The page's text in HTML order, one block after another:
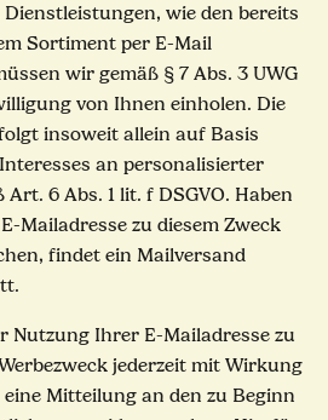
wie den bereits
Sortiment per E-Mail
wir gemäß § 7 Abs. 3 UWG
von Ihnen einholen. Die
insoweit allein auf Basis
an personalisierter
6 Abs. 1 lit. f DSGVO. Haben
Mailadresse zu diesem Zweck
findet ein Mailversand
Nutzung Ihrer E-Mailadresse zu
jederzeit mit Wirkung
Mitteilung an den zu Beginn